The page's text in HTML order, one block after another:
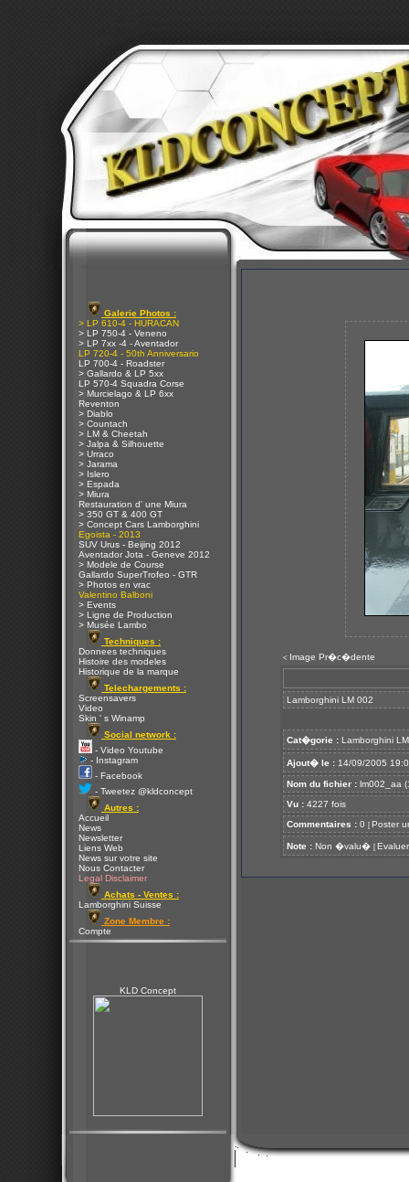
Galerie Photos :
> LP 610-4 - HURACAN
> LP 750-4 - Veneno
> LP 7xx -4 - Aventador
LP 720-4 - 50th Anniversario
LP 700-4 - Roadster
> Gallardo & LP 5xx
LP 570-4 Squadra Corse
> Murcielago & LP 6xx
Reventon
> Diablo
> Countach
> LM & Cheetah
> Jalpa & Silhouette
> Urraco
> Jarama
> Islero
> Espada
> Miura
Restauration d' une Miura
> 350 GT & 400 GT
> Concept Cars Lamborghini
Egoista - 2013
SUV Urus - Beijing 2012
Aventador Jota - Geneve 2012
> Modele de Course
Gallardo SuperTrofeo - GTR
> Photos en vrac
Valentino Balboni
> Events
> Ligne de Production
> Musée Lambo
Techniques :
Donnees techniques
Histoire des modeles
Historique de la marque
Telechargements :
Screensavers
Video
Skin ' s Winamp
Social network :
- Video Youtube
- Instagram
- Facebook
- Tweetez @kldconcept
Autres :
Accueil
News
Newsletter
Liens Web
News sur votre site
Nous Contacter
Legal Disclaimer
Achats - Ventes :
Lamborghini Suisse
Zone Membre :
Compte
KLD Concept
< Image Pr�c�dente
Lamborghini LM 002
Cat�gorie : Lamborghini
Ajout� le : 14/09/2005
Nom du fichier : lm002_aa
Vu : 4227 fois
Commentaires : 0 [ Poster
Note : Non �valu� [ Evaluer